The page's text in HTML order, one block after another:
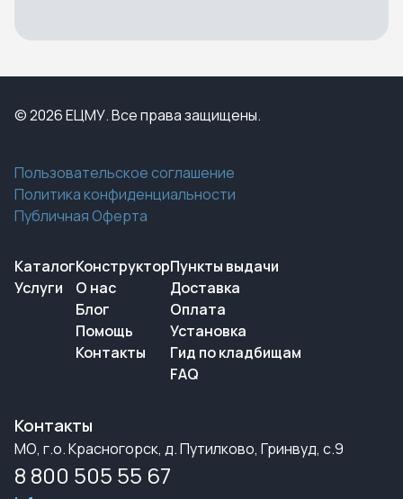
© 2026 ЕЦМУ. Все права защищены.
Пользовательское соглашение
Политика конфиденциальности
Публичная Оферта
Каталог
Услуги
Конструктор
О нас
Блог
Помощь
Контакты
Пункты выдачи
Доставка
Оплата
Установка
Гид по кладбищам
FAQ
Контакты
МО, г.о. Красногорск, д. Путилково, Гринвуд, с.9
8 800 505 55 67